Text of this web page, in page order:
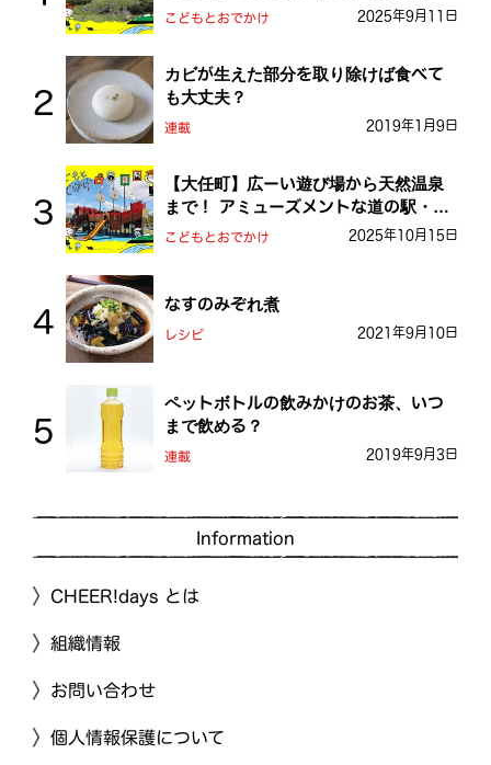
を探検しよう！
こどもとおでかけ 2025年9月11日
カビが生えた部分を取り除けば食べて
も大丈夫？
連載 2019年1月9日
【大任町】広ーい遊び場から天然温泉
まで！ アミューズメントな道の駅・お
おとう桜街道
こどもとおでかけ 2025年10月15日
なすのみぞれ煮
レシピ 2021年9月10日
ペットボトルの飲みかけのお茶、いつ
まで飲める？
連載 2019年9月3日
Information
CHEER!days とは
組織情報
お問い合わせ
個人情報保護について